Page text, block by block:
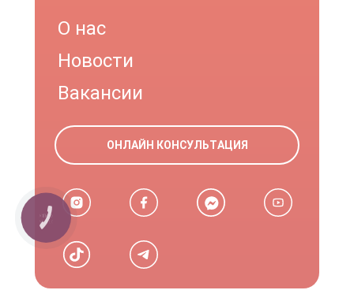
О нас
Новости
Вакансии
ОНЛАЙН КОНСУЛЬТАЦИЯ
КНОПКА
ЗВ'ЯЗКУ